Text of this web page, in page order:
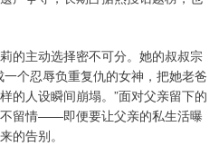
的主动选择密不可分。她的叔叔宗
个忍辱负重复仇的女神，把她老爸
的人设瞬间崩塌。”面对父亲留下的
留情——即便要让父亲的私生活曝
的告别。